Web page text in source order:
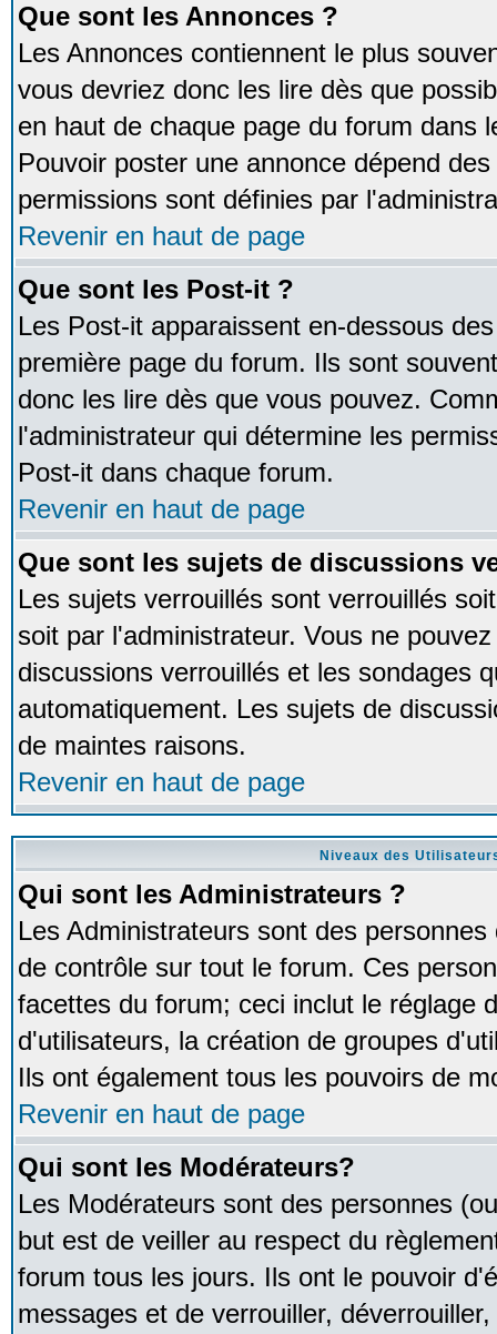
Que sont les Annonces ?
Les Annonces contiennent le plus
vous devriez donc les lire dès que
en haut de chaque page du forum dans
Pouvoir poster une annonce dépend
permissions sont définies par
Revenir en haut de page
Que sont les Post-it ?
Les Post-it apparaissent en-dessous
première page du forum. Ils sont
donc les lire dès que vous pouvez.
l'administrateur qui détermine les
Post-it dans chaque forum.
Revenir en haut de page
Que sont les sujets de discussions
Les sujets verrouillés sont verrouillés
soit par l'administrateur. Vous ne
discussions verrouillés et les sondages
automatiquement. Les sujets de
de maintes raisons.
Revenir en haut de page
Niveaux des
Qui sont les Administrateurs ?
Les Administrateurs sont des
de contrôle sur tout le forum. Ces
facettes du forum; ceci inclut le réglage
d'utilisateurs, la création de groupes
Ils ont également tous les pouvoirs de
Revenir en haut de page
Qui sont les Modérateurs?
Les Modérateurs sont des personnes
but est de veiller au respect du
forum tous les jours. Ils ont le pouvoir
messages et de verrouiller,